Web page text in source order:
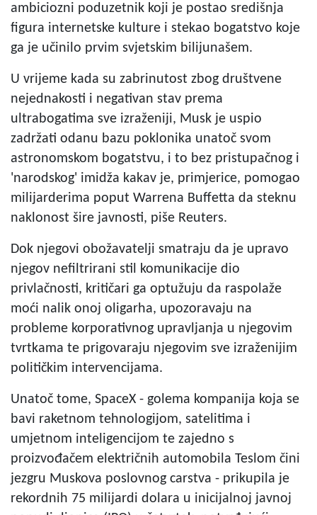
ambiciozni poduzetnik koji je postao središnja
figura internetske kulture i stekao bogatstvo koje
ga je učinilo prvim svjetskim bilijunašem.
U vrijeme kada su zabrinutost zbog društvene
nejednakosti i negativan stav prema
ultrabogatima sve izraženiji, Musk je uspio
zadržati odanu bazu poklonika unatoč svom
astronomskom bogatstvu, i to bez pristupačnog i
'narodskog' imidža kakav je, primjerice, pomogao
milijarderima poput Warrena Buffetta da steknu
naklonost šire javnosti, piše Reuters.
Dok njegovi obožavatelji smatraju da je upravo
njegov nefiltrirani stil komunikacije dio
privlačnosti, kritičari ga optužuju da raspolaže
moći nalik onoj oligarha, upozoravaju na
probleme korporativnog upravljanja u njegovim
tvrtkama te prigovaraju njegovim sve izraženijim
političkim intervencijama.
Unatoč tome, SpaceX - golema kompanija koja se
bavi raketnom tehnologijom, satelitima i
umjetnom inteligencijom te zajedno s
proizvođačem električnih automobila Teslom čini
jezgru Muskova poslovnog carstva - prikupila je
rekordnih 75 milijardi dolara u inicijalnoj javnoj